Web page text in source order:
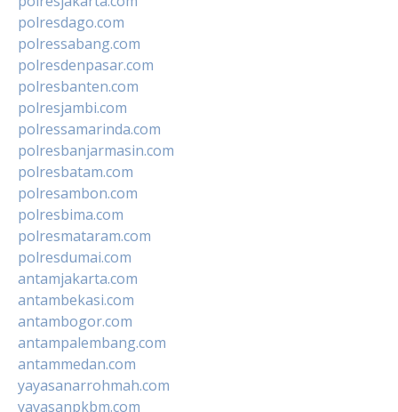
polresdago.com
polressabang.com
polresdenpasar.com
polresbanten.com
polresjambi.com
polressamarinda.com
polresbanjarmasin.com
polresbatam.com
polresambon.com
polresbima.com
polresmataram.com
polresdumai.com
antamjakarta.com
antambekasi.com
antambogor.com
antampalembang.com
antammedan.com
yayasanarrohmah.com
yayasanpkbm.com